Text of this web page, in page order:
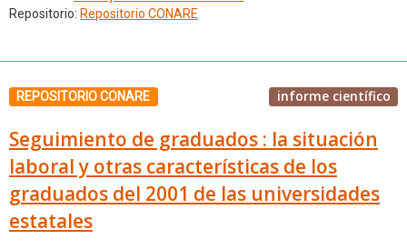
Repositorio: Repositorio CONARE
REPOSITORIO CONARE informe científico
Seguimiento de graduados : la situación
laboral y otras características de los
graduados del 2001 de las universidades
estatales